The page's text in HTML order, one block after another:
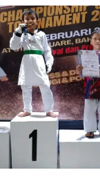
k
P
m
d
y
a
S
a
t